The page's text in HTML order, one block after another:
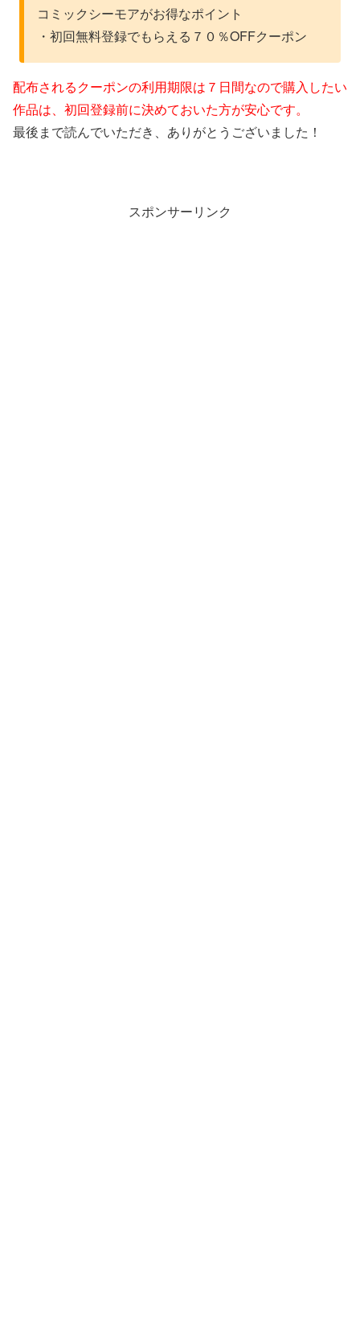
コミックシーモアがお得なポイント
・初回無料登録でもらえる７０％OFFクーポン
配布されるクーポンの利用期限は７日間なので購入したい
作品は、初回登録前に決めておいた方が安心です。
最後まで読んでいただき、ありがとうございました！
スポンサーリンク